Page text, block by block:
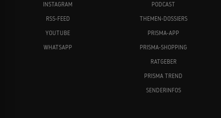
INSTAGRAM
RSS-FEED
YOUTUBE
WHATSAPP
PODCAST
THEMEN-DOSSIERS
PRISMA-APP
PRISMA-SHOPPING
RATGEBER
PRISMA TREND
SENDERINFOS